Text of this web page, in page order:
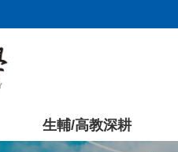
生輔/高教深耕